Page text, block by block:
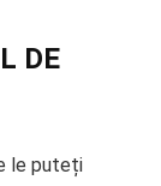
DE
le puteți